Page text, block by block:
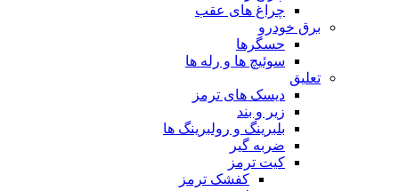
چراغ های عقب
برق خودرو
حسگرها
سوئیچ ها و رله ها
تعلیق
دیسک های ترمز
زیر و بند
بلبرینگ و رولبرینگ ها
ضربه گیر
کیت ترمز
کفشک ترمز